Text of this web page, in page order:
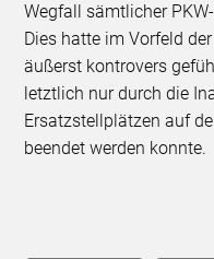
Wegfall sämtlicher
Dies hatte im Vorfeld
äußerst kontrovers
letztlich nur durch die
Ersatzstellplätzen auf
beendet werden konnte.